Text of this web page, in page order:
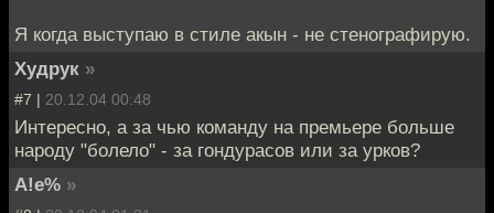
Я когда выступаю в стиле акын - не стенографирую.
Худрук »
#7 | 20.12.04 00:48
Интересно, а за чью команду на премьере больше
народу "болело" - за гондурасов или за урков?
A!e% »